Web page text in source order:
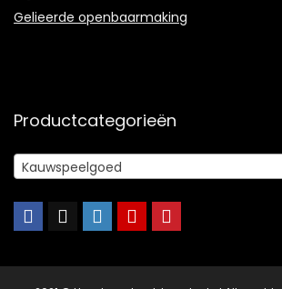
Gelieerde openbaarmaking
Productcategorieën
Kauwspeelgoed